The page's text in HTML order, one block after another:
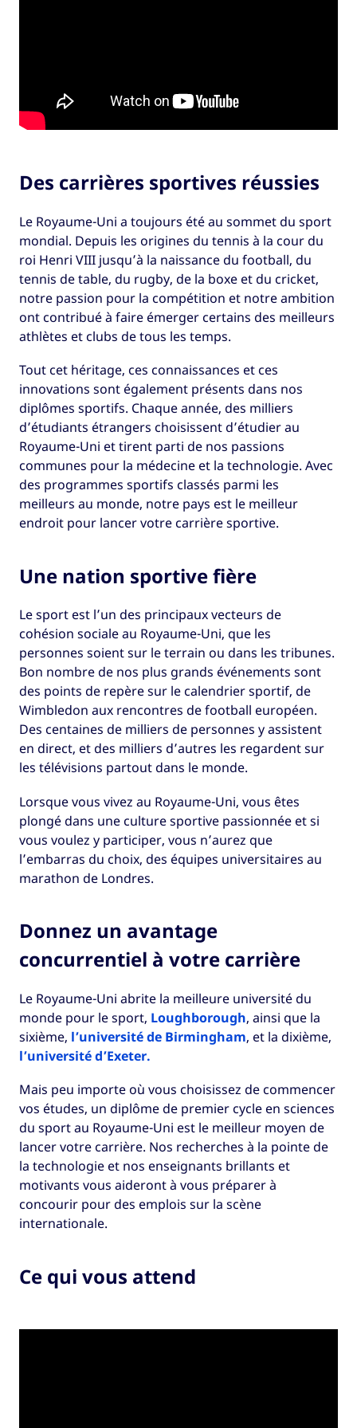
Des carrières sportives réussies
Le Royaume-Uni a toujours été au sommet du sport
mondial. Depuis les origines du tennis à la cour du
roi Henri VIII jusqu’à la naissance du football, du
tennis de table, du rugby, de la boxe et du cricket,
notre passion pour la compétition et notre ambition
ont contribué à faire émerger certains des meilleurs
athlètes et clubs de tous les temps.
Tout cet héritage, ces connaissances et ces
innovations sont également présents dans nos
diplômes sportifs. Chaque année, des milliers
d’étudiants étrangers choisissent d’étudier au
Royaume-Uni et tirent parti de nos passions
communes pour la médecine et la technologie. Avec
des programmes sportifs classés parmi les
meilleurs au monde, notre pays est le meilleur
endroit pour lancer votre carrière sportive.
Une nation sportive fière
Le sport est l’un des principaux vecteurs de
cohésion sociale au Royaume-Uni, que les
personnes soient sur le terrain ou dans les tribunes.
Bon nombre de nos plus grands événements sont
des points de repère sur le calendrier sportif, de
Wimbledon aux rencontres de football européen.
Des centaines de milliers de personnes y assistent
en direct, et des milliers d’autres les regardent sur
les télévisions partout dans le monde.
Lorsque vous vivez au Royaume-Uni, vous êtes
plongé dans une culture sportive passionnée et si
vous voulez y participer, vous n’aurez que
l’embarras du choix, des équipes universitaires au
marathon de Londres.
Donnez un avantage
concurrentiel à votre carrière
Le Royaume-Uni abrite la meilleure université du
monde pour le sport, Loughborough, ainsi que la
sixième, l’université de Birmingham, et la dixième,
l’université d’Exeter.
Mais peu importe où vous choisissez de commencer
vos études, un diplôme de premier cycle en sciences
du sport au Royaume-Uni est le meilleur moyen de
lancer votre carrière. Nos recherches à la pointe de
la technologie et nos enseignants brillants et
motivants vous aideront à vous préparer à
concourir pour des emplois sur la scène
internationale.
Ce qui vous attend